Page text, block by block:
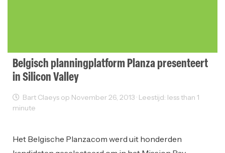
Belgisch planningplatform Planza presenteert
in Silicon Valley
Bart Claeys op November 26, 2013 · Leestijd: less than 1
minute
Het Belgische Planza.com werd uit honderden